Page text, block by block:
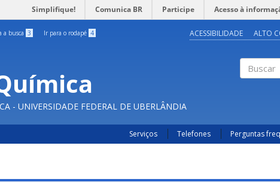
Simplifique! Comunica BR Participe Acesso à
a busca 3 Ir para o rodapé 4 ACESSIBILIDADE ALTO
- UNIVERSIDADE FEDERAL DE UBERLÂNDIA
Serviços Telefones Perguntas